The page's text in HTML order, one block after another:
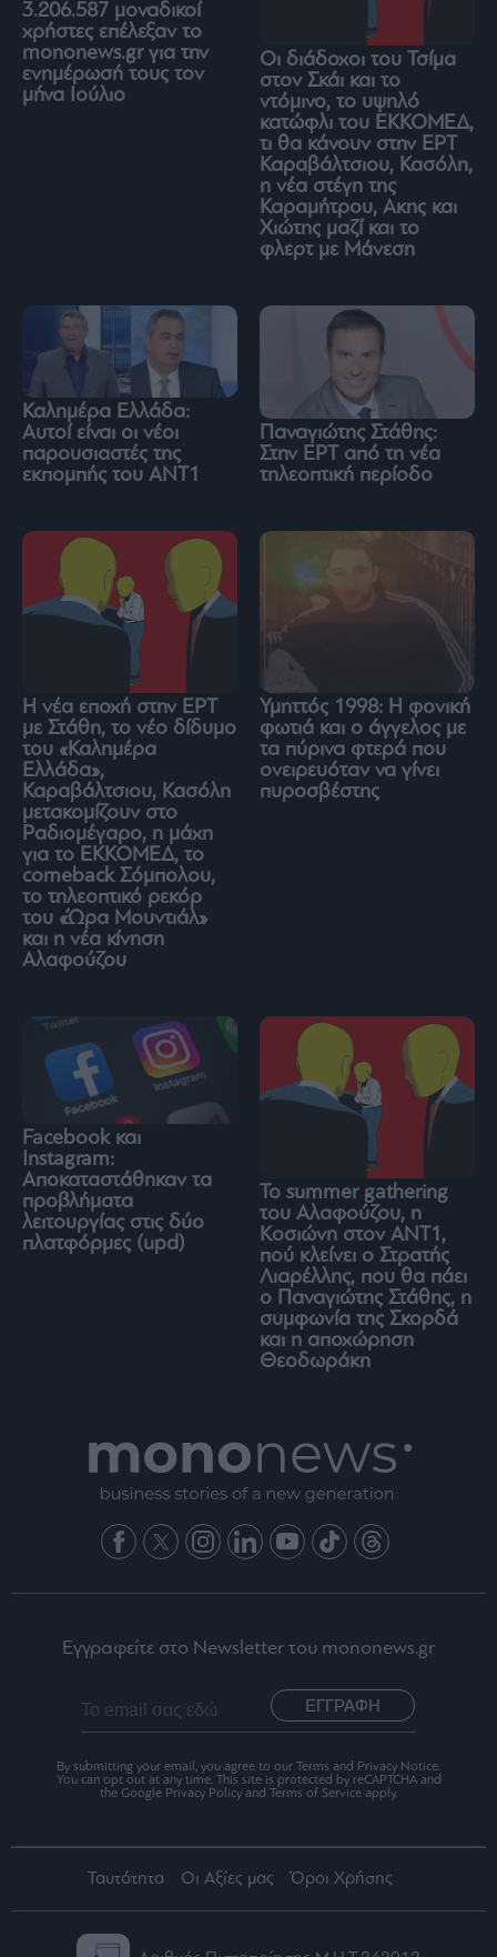
3.206.587 μοναδικοί
χρήστες επέλεξαν το
mononews.gr για την
ενημέρωσή τους τον
μήνα Ιούλιο
Οι διάδοχοι του Τσίμα
στον Σκάι και το
ντόμινο, το υψηλό
κατώφλι του ΕΚΚΟΜΕΔ,
τι θα κάνουν στην ΕΡΤ
Καραβάλτσιου, Κασόλη,
η νέα στέγη της
Καραμήτρου, Ακης και
Χιώτης μαζί και το
φλερτ με Μάνεση
Καλημέρα Ελλάδα:
Αυτοί είναι οι νέοι
παρουσιαστές της
εκπομπής του ΑΝΤ1
Παναγιώτης Στάθης:
Στην ΕΡΤ από τη νέα
τηλεοπτική περίοδο
Η νέα εποχή στην ΕΡΤ
με Στάθη, το νέο δίδυμο
του «Καλημέρα
Ελλάδα»,
Καραβάλτσιου, Κασόλη
μετακομίζουν στο
Ραδιομέγαρο, η μάχη
για το ΕΚΚΟΜΕΔ, το
comeback Σόμπολου,
το τηλεοπτικό ρεκόρ
του «Ώρα Μουντιάλ»
και η νέα κίνηση
Αλαφούζου
Υμηττός 1998: Η φονική
φωτιά και ο άγγελος με
τα πύρινα φτερά που
ονειρευόταν να γίνει
πυροσβέστης
Facebook και
Instagram:
Αποκαταστάθηκαν τα
προβλήματα
λειτουργίας στις δύο
πλατφόρμες (upd)
Το summer gathering
του Αλαφούζου, η
Κοσιώνη στον ΑΝΤ1,
πού κλείνει ο Στρατής
Λιαρέλλης, που θα πάει
ο Παναγιώτης Στάθης, η
συμφωνία της Σκορδά
και η αποχώρηση
Θεοδωράκη
Εγγραφείτε στο Newsletter του mononews.gr
ΕΓΓΡΑΦΗ
By submitting your email, you agree to our Terms and Privacy Notice.
You can opt out at any time. This site is protected by reCAPTCHA and
the Google Privacy Policy and Terms of Service apply.
Ταυτότητα Οι Αξίες μας Όροι Χρήσης